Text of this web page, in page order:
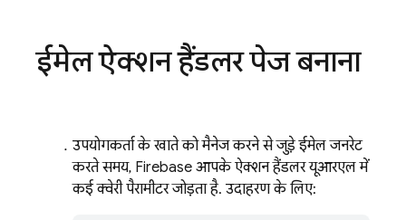
ईमेल ऐक्शन हैंडलर पेज बनाना
उपयोगकर्ता के खाते को मैनेज करने से जुड़े ईमेल जनरेट
करते समय, Firebase आपके ऐक्शन हैंडलर यूआरएल में
कई क्वेरी पैरामीटर जोड़ता है. उदाहरण के लिए: